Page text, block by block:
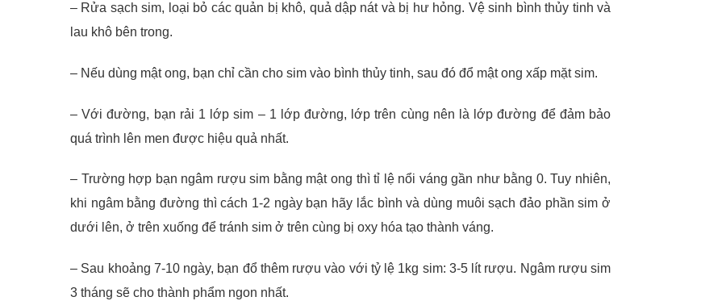
– Rửa sạch sim, loại bỏ các quản bị khô, quả dập nát và bị hư hỏng. Vệ sinh bình thủy tinh và
lau khô bên trong.
– Nếu dùng mật ong, bạn chỉ cần cho sim vào bình thủy tinh, sau đó đổ mật ong xấp mặt sim.
– Với đường, bạn rải 1 lớp sim – 1 lớp đường, lớp trên cùng nên là lớp đường để đảm bảo
quá trình lên men được hiệu quả nhất.
– Trường hợp bạn ngâm rượu sim bằng mật ong thì tỉ lệ nổi váng gần như bằng 0. Tuy nhiên,
khi ngâm bằng đường thì cách 1-2 ngày bạn hãy lắc bình và dùng muôi sạch đảo phần sim ở
dưới lên, ở trên xuống để tránh sim ở trên cùng bị oxy hóa tạo thành váng.
– Sau khoảng 7-10 ngày, bạn đổ thêm rượu vào với tỷ lệ 1kg sim: 3-5 lít rượu. Ngâm rượu sim
3 tháng sẽ cho thành phẩm ngon nhất.